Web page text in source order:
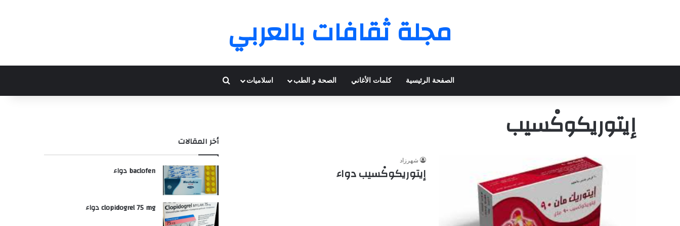
مجلة ثقافات بالعربي
الصفحة الرئيسية كلمات الأغاني الصحة و الطب اسلاميات
إيتوريكوكْسيب
شهرزاد
إيتوريكوكْسيب دواء
أخر المقالات
baclofen دواء
clopidogrel 75 mg دواء